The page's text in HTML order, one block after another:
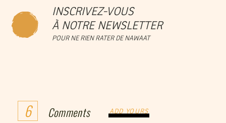
INSCRIVEZ-VOUS
À NOTRE NEWSLETTER
POUR NE RIEN RATER DE NAWAAT
6 Comments ADD YOURS